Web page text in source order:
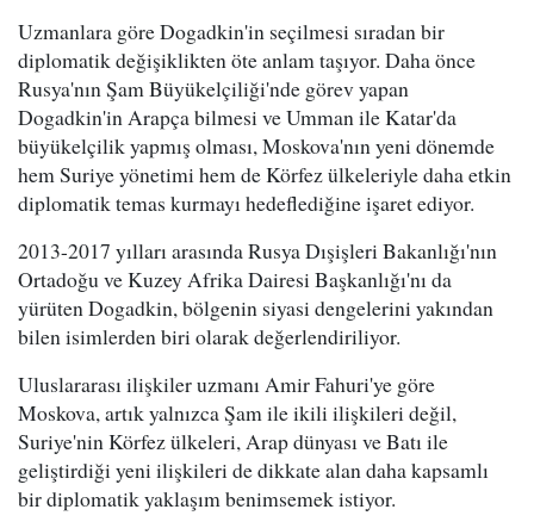
Uzmanlara göre Dogadkin'in seçilmesi sıradan bir
diplomatik değişiklikten öte anlam taşıyor. Daha önce
Rusya'nın Şam Büyükelçiliği'nde görev yapan
Dogadkin'in Arapça bilmesi ve Umman ile Katar'da
büyükelçilik yapmış olması, Moskova'nın yeni dönemde
hem Suriye yönetimi hem de Körfez ülkeleriyle daha etkin
diplomatik temas kurmayı hedeflediğine işaret ediyor.
2013-2017 yılları arasında Rusya Dışişleri Bakanlığı'nın
Ortadoğu ve Kuzey Afrika Dairesi Başkanlığı'nı da
yürüten Dogadkin, bölgenin siyasi dengelerini yakından
bilen isimlerden biri olarak değerlendiriliyor.
Uluslararası ilişkiler uzmanı Amir Fahuri'ye göre
Moskova, artık yalnızca Şam ile ikili ilişkileri değil,
Suriye'nin Körfez ülkeleri, Arap dünyası ve Batı ile
geliştirdiği yeni ilişkileri de dikkate alan daha kapsamlı
bir diplomatik yaklaşım benimsemek istiyor.